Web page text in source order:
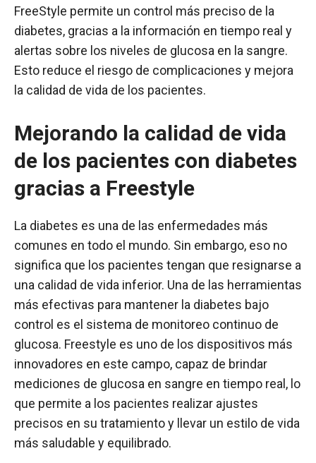
FreeStyle permite un control más preciso de la
diabetes, gracias a la información en tiempo real y
alertas sobre los niveles de glucosa en la sangre.
Esto reduce el riesgo de complicaciones y mejora
la calidad de vida de los pacientes.
Mejorando la calidad de vida
de los pacientes con diabetes
gracias a Freestyle
La diabetes es una de las enfermedades más
comunes en todo el mundo. Sin embargo, eso no
significa que los pacientes tengan que resignarse a
una calidad de vida inferior. Una de las herramientas
más efectivas para mantener la diabetes bajo
control es el sistema de monitoreo continuo de
glucosa. Freestyle es uno de los dispositivos más
innovadores en este campo, capaz de brindar
mediciones de glucosa en sangre en tiempo real, lo
que permite a los pacientes realizar ajustes
precisos en su tratamiento y llevar un estilo de vida
más saludable y equilibrado.